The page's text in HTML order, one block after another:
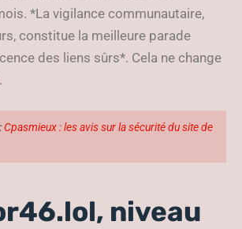
*La vigilance communautaire,
constitue la meilleure parade
des liens sûrs*. Cela ne change
Cpasmieux : les avis sur la sécurité du site de
niveau